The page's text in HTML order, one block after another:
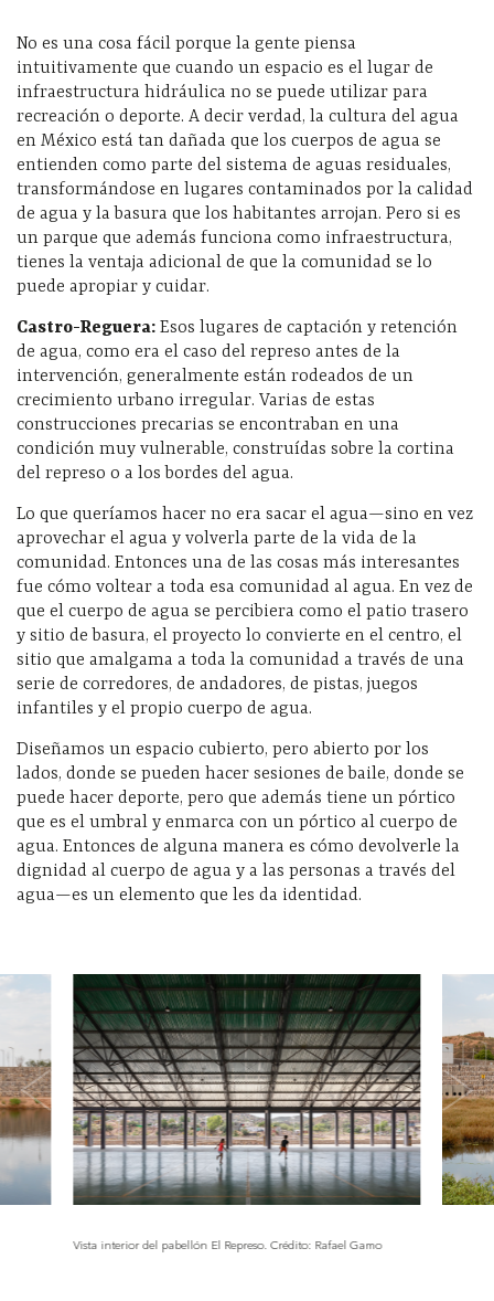
No es una cosa fácil porque la gente piensa
intuitivamente que cuando un espacio es el lugar de
infraestructura hidráulica no se puede utilizar para
recreación o deporte. A decir verdad, la cultura del agua
en México está tan dañada que los cuerpos de agua se
entienden como parte del sistema de aguas residuales,
transformándose en lugares contaminados por la calidad
de agua y la basura que los habitantes arrojan. Pero si es
un parque que además funciona como infraestructura,
tienes la ventaja adicional de que la comunidad se lo
puede apropiar y cuidar.
Castro-Reguera: Esos lugares de captación y retención
de agua, como era el caso del represo antes de la
intervención, generalmente están rodeados de un
crecimiento urbano irregular. Varias de estas
construcciones precarias se encontraban en una
condición muy vulnerable, construídas sobre la cortina
del represo o a los bordes del agua.
Lo que queríamos hacer no era sacar el agua—sino en vez
aprovechar el agua y volverla parte de la vida de la
comunidad. Entonces una de las cosas más interesantes
fue cómo voltear a toda esa comunidad al agua. En vez de
que el cuerpo de agua se percibiera como el patio trasero
y sitio de basura, el proyecto lo convierte en el centro, el
sitio que amalgama a toda la comunidad a través de una
serie de corredores, de andadores, de pistas, juegos
infantiles y el propio cuerpo de agua.
Diseñamos un espacio cubierto, pero abierto por los
lados, donde se pueden hacer sesiones de baile, donde se
puede hacer deporte, pero que además tiene un pórtico
que es el umbral y enmarca con un pórtico al cuerpo de
agua. Entonces de alguna manera es cómo devolverle la
dignidad al cuerpo de agua y a las personas a través del
agua—es un elemento que les da identidad.
Vista interior del pabellón El Represo. Crédito: Rafael Gamo